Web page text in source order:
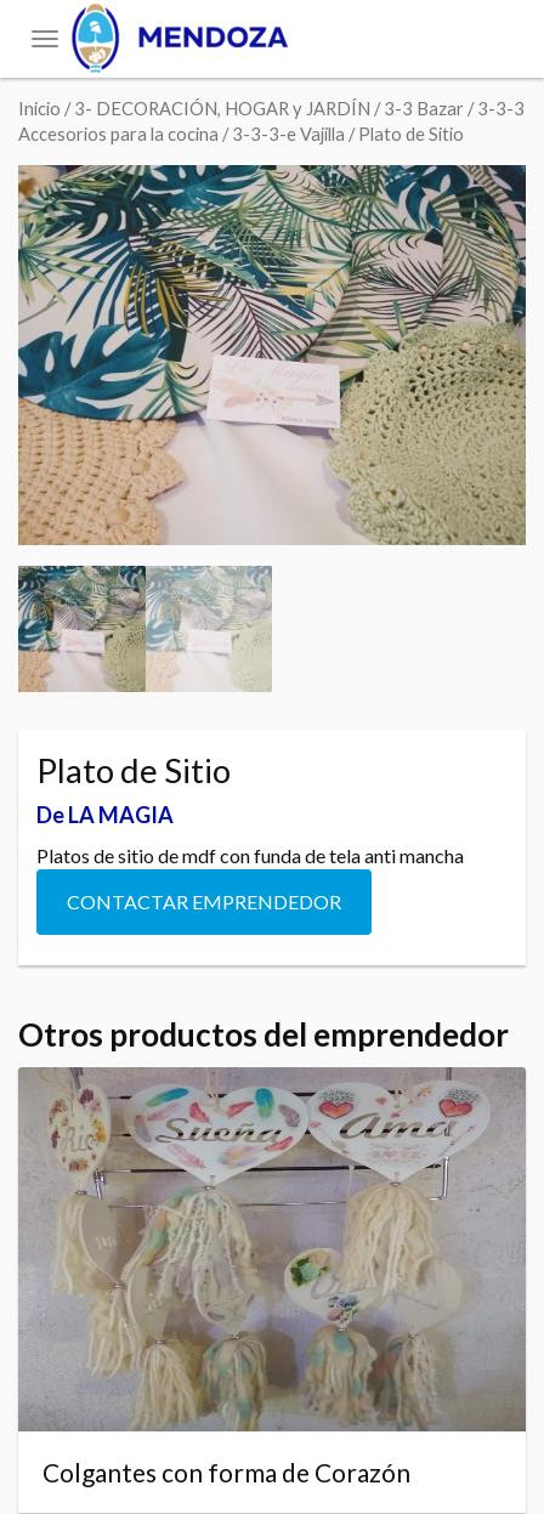
Toggle
navigation
Inicio /3- DECORACIÓN, HOGAR y JARDÍN /3-3 Bazar /3-3-3
Accesorios para la cocina /3-3-3-e Vajilla / Plato de Sitio
Plato de Sitio
De LA MAGIA
Platos de sitio de mdf con funda de tela anti mancha
CONTACTAR EMPRENDEDOR
Otros productos del emprendedor
Colgantes con forma de Corazón